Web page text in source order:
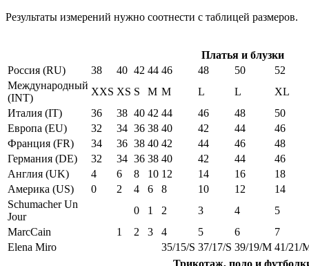
Результаты измерений нужно соотнести с таблицей размеров.
Платья и блузки
Россия (RU)
38 40 42 44 46 48 50
52
Международный
(INT)
XXS XS S M M L L
XL
Италия (IT)
36 38 40 42 44 46 48
50
Европа (EU)
32 34 36 38 40 42 44
46
Франция (FR)
34 36 38 40 42 44 46
48
Германия (DE)
32 34 36 38 40 42 44
46
Англия (UK)
4 6 8 10 12 14 16
18
Америка (US)
0 2 4 6 8 10 12
14
Schumacher Un
Jour
0 1 2 3 4
5
MarcCain
1 2 3 4 5 6
7
Elena Miro
35/15/S 37/17/S 39/19/M 41/21/
Трикотаж, поло и